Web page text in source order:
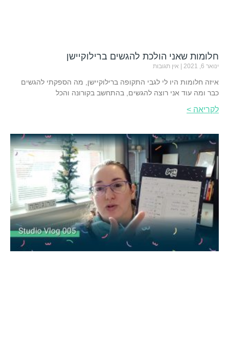
חלומות שאני הולכת להגשים ברילוקיישן
ינואר 6, 2021 אין תגובות
איזה חלומות היו לי לגבי התקופה ברילוקיישן, מה הספקתי להגשים
כבר ומה עוד אני רוצה להגשים, בהתחשב בקורונה והכל
לקריאה >